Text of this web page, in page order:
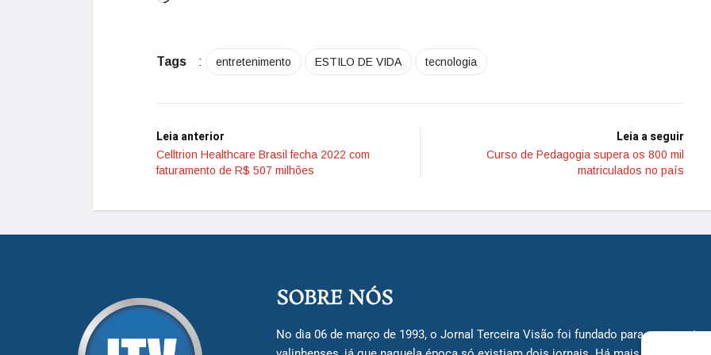
Tags : entretenimento ESTILO DE VIDA tecnologia
Leia anterior
Celltrion Healthcare Brasil fecha 2022 com
faturamento de R$ 507 milhões
Leia a seguir
Curso de Pedagogia supera os 800 mil
matriculados no país
SOBRE NÓS
No dia 06 de março de 1993, o Jornal Terceira Visão foi fundado para ser uma